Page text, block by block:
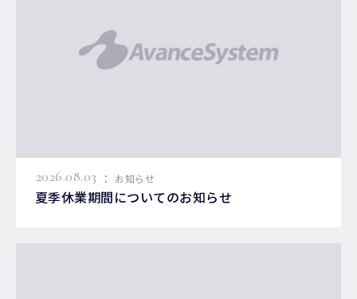
2026.08.03 : お知らせ
夏季休業期間についてのお知らせ